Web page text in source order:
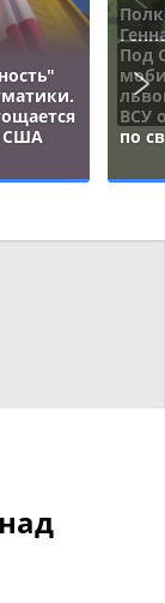
США
Под
ВСУ
по